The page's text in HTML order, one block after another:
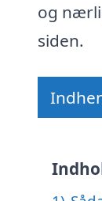
og
siden.